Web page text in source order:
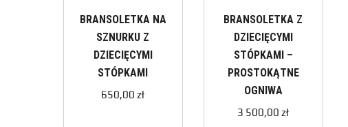
BRANSOLETKA NA
SZNURKU Z
DZIECIĘCYMI
STÓPKAMI
650,00zł
BRANSOLETKA Z
DZIECIĘCYMI
STÓPKAMI –
PROSTOKĄTNE
OGNIWA
3 500,00zł